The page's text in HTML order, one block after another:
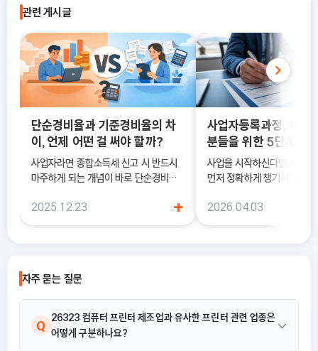
관련 게시글
단순경비율과 기준경비율의 차
이, 언제 어떤 걸 써야 할까?
사업자라면 종합소득세 신고 시 반드시
마주하게 되는 개념이 바로 단순경비율
에서는 이 두 가지의 차이를 정확히 이해
경비율의 개념부터, 어떤 경우에 어떤 방
으로 정리합니다.
2025.12.23 +
사업자등록과정, 처음
분들을 위한 5단계 정
사업을 시작하신다면 사업자
먼저 정확하게 챙기셔야 해
국세청에 정식으로 사업을
2026.04.03
자주 묻는 질문
Q
26323 컴퓨터 프린터 제조업과 유사한 프린터 관련 업종은
어떻게 구분하나요?